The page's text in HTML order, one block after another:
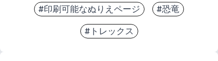
#印刷可能なぬりえページ #恐竜
#トレックス